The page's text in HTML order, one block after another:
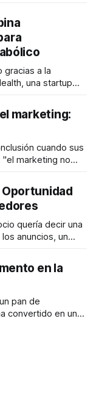
gracias a la
una startup
y monitoreo
a tomar mejores
propuesta busca
marketing:
cuando sus
marketing no
Durante
el especialista en
Oportunidad
quería decir una
anuncios, un
digital
para atender
persona
en la
pan de
convertido en uno
que